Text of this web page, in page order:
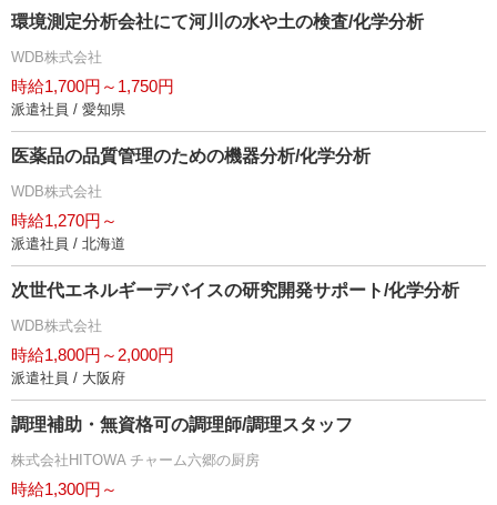
環境測定分析会社にて河川の水や土の検査/化学分析
WDB株式会社
時給1,700円～1,750円
派遣社員 / 愛知県
医薬品の品質管理のための機器分析/化学分析
WDB株式会社
時給1,270円～
派遣社員 / 北海道
次世代エネルギーデバイスの研究開発サポート/化学分析
WDB株式会社
時給1,800円～2,000円
派遣社員 / 大阪府
調理補助・無資格可の調理師/調理スタッフ
株式会社HITOWA チャーム六郷の厨房
時給1,300円～